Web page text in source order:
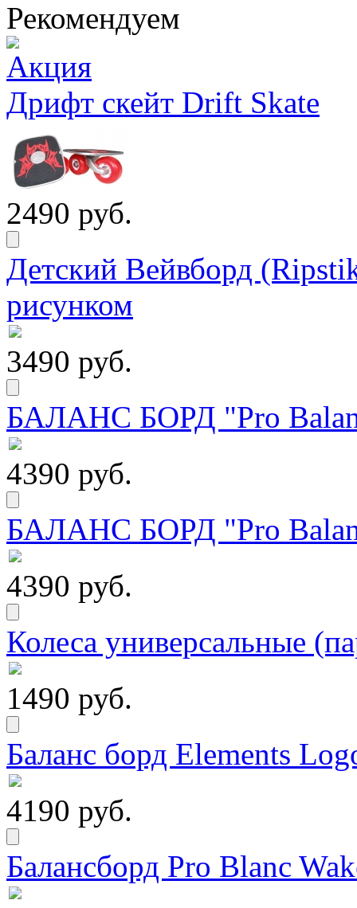
Рекомендуем
Дрифт скейт Drift Skate
2490 руб.
Детский Вейвборд
рисунком
3490 руб.
БАЛАНС БОРД "Pro
4390 руб.
БАЛАНС БОРД "Pro
4390 руб.
Колеса универсальные
1490 руб.
Баланс борд Elements
4190 руб.
Балансборд Pro Blanc